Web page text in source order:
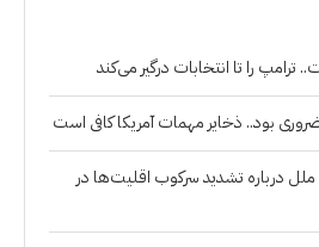
ترامپ را تا انتخابات درگیر می‌کند
بود.. ذخایر مهمات آمریکا کافی است
درباره تشدید سرکوب اقلیت‌ها در